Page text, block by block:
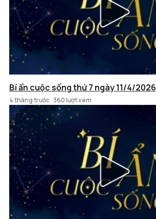
Bí ẩn cuộc sống thứ 7 ngày 11/4/2026
4 tháng trước 360 lượt xem